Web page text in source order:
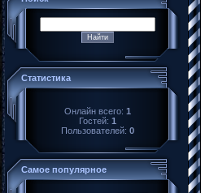
Статистика
Онлайн всего: 1
Гостей: 1
Пользователей: 0
Самое популярное